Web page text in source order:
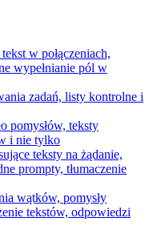
w połączeniach,
wypełnianie pól w
zadań, listy kontrolne i
pomysłów, teksty
i nie tylko
teksty na żądanie,
prompty, tłumaczenie
wątków, pomysły
tekstów, odpowiedzi